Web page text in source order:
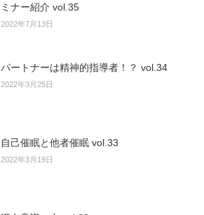
ミナー紹介 vol.35
2022年7月13日
パートナーは精神的指導者！？ vol.34
2022年3月25日
自己催眠と他者催眠 vol.33
2022年3月19日